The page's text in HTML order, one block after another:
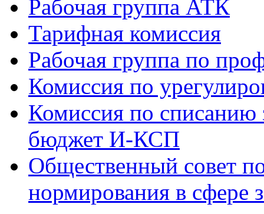
Рабочая группа АТК
Тарифная комиссия
Рабочая группа по
Комиссия по
Комиссия по списанию
бюджет И-КСП
Общественный совет
нормирования в сфере